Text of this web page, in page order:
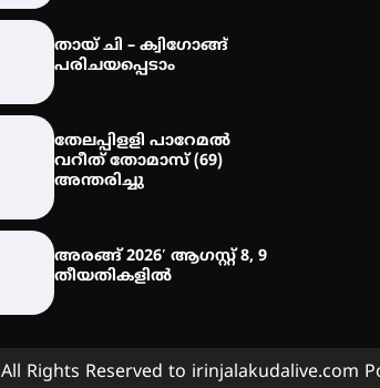
തായ് ചി – ക്വിഗോങ്ങ്
പരിചയപ്പെടാം
തേലപ്പിളളി പാറേമൽ
വറീത് തോമാസ് (69)
അന്തരിച്ചു
അരങ്ങ് 2026′ ആഗസ്റ്റ് 8, 9
തീയതികളിൽ
All Rights Reserved to irinjalakudalive.com